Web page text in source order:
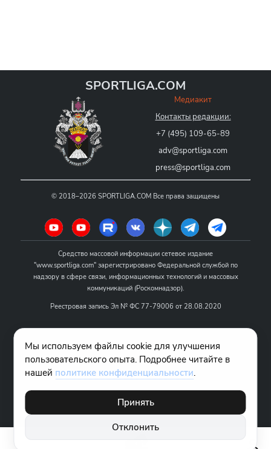
SPORTLIGA.COM
Медиакит
Контакты редакции:
+7 (495) 109-65-89
adv@sportliga.com
press@sportliga.com
© 2018–2026 SPORTLIGA.COM Все права защищены
Средство массовой информации сетевое издание
"www.sportliga.com" зарегистрировано Федеральной службой по
надзору в сфере связи, информационных технологий и массовых
коммуникаций (Роскомнадзор).
Реестровая запись Эл № ФС 77-79006 от 28.08.2020
Название - www.sportliga.com
Учредитель СМИ сетевого издания "www.sportliga.com": ИП Чамин
О.Н.
Главный редактор СМИ сетевого издания "www.sportliga.com":
Хаимов Д.И.
18+
Мы используем файлы cookie для улучшения
пользовательского опыта. Подробнее читайте в
нашей политике конфиденциальности.
Принять
Отклонить